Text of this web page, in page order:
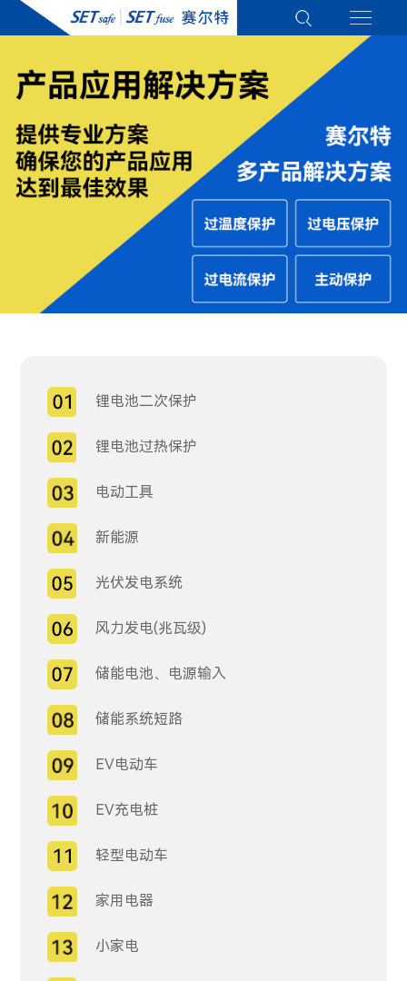
锂电池二次保护
锂电池过热保护
电动工具
新能源
光伏发电系统
风力发电(兆瓦级)
储能电池、电源输入
储能系统短路
EV电动车
EV充电桩
轻型电动车
家用电器
小家电